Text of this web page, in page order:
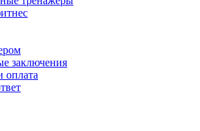
заключения
оплата